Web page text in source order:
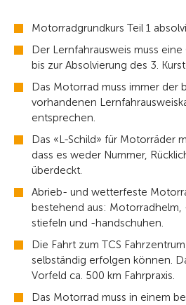
Motorradgrundkurs Teil 1
Der Lernfahrausweis muss
bis zur Absolvierung des 3.
Das Motorrad muss immer der
vorhandenen
entsprechen.
Das «L-Schild» für Motorräder
dass es weder Nummer,
überdeckt.
Abrieb- und wetterfeste
bestehend aus:
stiefeln und -handschuhen.
Die Fahrt zum TCS
selbständig erfolgen können.
Vorfeld ca. 500 km Fahrpraxis.
Das Motorrad muss in einem